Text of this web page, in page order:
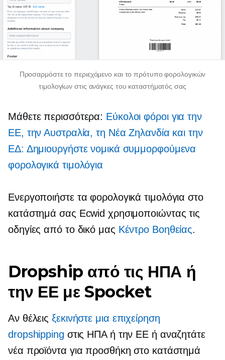
Προσαρμόστε το περιεχόμενο και το πρότυπο φορολογικών
τιμολογίων στις ανάγκες του καταστήματός σας
Μάθετε περισσότερα: Εύκολοι φόροι για την
ΕΕ, την Αυστραλία, τη Νέα Ζηλανδία και την
ΕΔ: Δημιουργήστε νομικά συμμορφούμενα
φορολογικά τιμολόγια
Ενεργοποιήστε τα φορολογικά τιμολόγια στο
κατάστημά σας Ecwid χρησιμοποιώντας τις
οδηγίες από το δικό μας Κέντρο Bοηθείας.
Dropship από τις ΗΠΑ ή
την ΕΕ με Spocket
Αν θέλειςξεκινήστε μια επιχείρηση
dropshipping στις ΗΠΑ ή την ΕΕ ή αναζητάτε
νέα προϊόντα για προσθήκη στο κατάστημά